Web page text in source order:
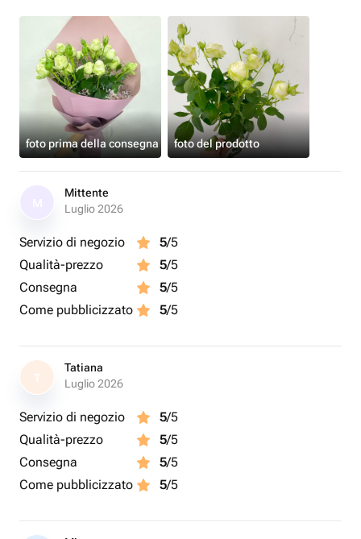
foto prima della consegna foto del prodotto
Mittente
Luglio 2026
Servizio di negozio 5/5
Qualità-prezzo
5/5
Consegna
5/5
Come pubblicizzato
5/5
T
Tatiana
Luglio 2026
Servizio di negozio 5/5
Qualità-prezzo
5/5
Consegna
5/5
Come pubblicizzato
5/5